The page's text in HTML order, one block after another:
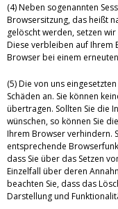
(4) Neben sogenannten
Browsersitzung, das heißt
gelöscht werden, setzen
Diese verbleiben auf Ihrem
Browser bei einem
(5) Die von uns
Schäden an. Sie können
übertragen. Sollten Sie die
wünschen, so können Sie
Ihrem Browser verhindern.
entsprechende
dass Sie über das Setzen
Einzelfall über deren
beachten Sie, dass das
Darstellung und